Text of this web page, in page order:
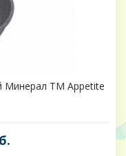
Минерал ТМ Appetite